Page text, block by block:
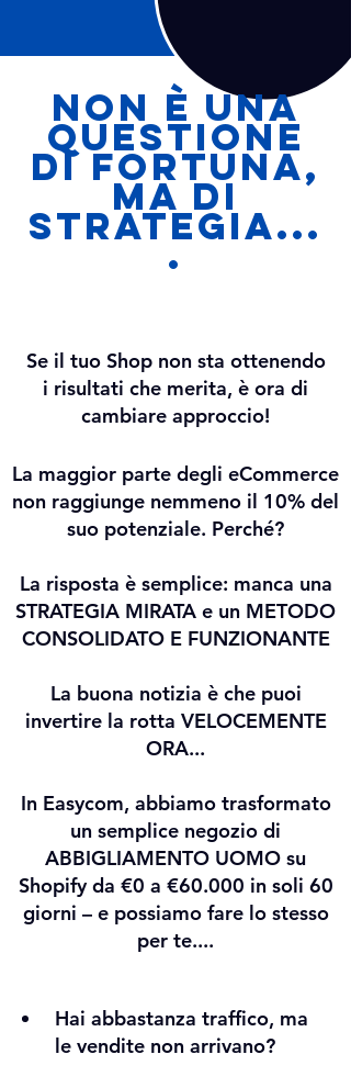
Non è una
questione
di fortuna,
ma di
strategia...
.
Se il tuo Shop non sta ottenendo
i risultati che merita, è ora di
cambiare approccio!
La maggior parte degli eCommerce
non raggiunge nemmeno il 10% del
suo potenziale. Perché?
La risposta è semplice: manca una
STRATEGIA MIRATA e un METODO
CONSOLIDATO E FUNZIONANTE
La buona notizia è che puoi
invertire la rotta VELOCEMENTE
ORA...
In Easycom, abbiamo trasformato
un semplice negozio di
ABBIGLIAMENTO UOMO su
Shopify da €0 a €60.000 in soli 60
giorni – e possiamo fare lo stesso
per te....
Hai abbastanza traffico, ma
le vendite non arrivano?